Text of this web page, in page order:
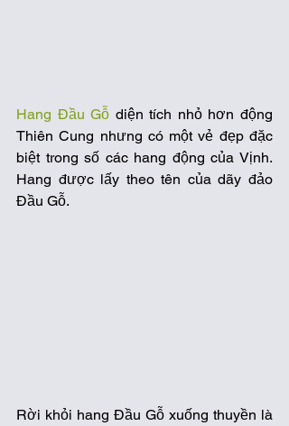
Hang Đầu Gỗ diện tích nhỏ hơn động
Thiên Cung nhưng có một vẻ đẹp đặc
biệt trong số các hang động của Vịnh.
Hang được lấy theo tên của dãy đảo
Đầu Gỗ.
Rời khỏi hang Đầu Gỗ xuống thuyền là